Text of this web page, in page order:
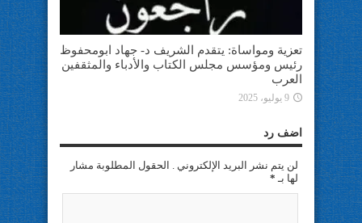
تعزية ومواساة: يتقدم الشريف د- جهاد ابومحفوظ
رئيس ومؤسس مجلس الكتاب والأدباء والمثقفين
العرب
9 يوليو، 2025
اضف رد
لن يتم نشر البريد الإلكتروني . الحقول المطلوبة مشار
لها بـ *